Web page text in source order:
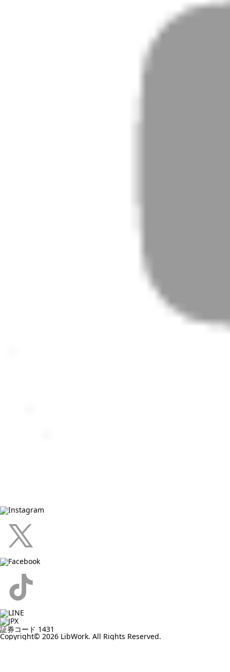
証券コード 1431
Copyright© 2026 LibWork. All Rights Reserved.